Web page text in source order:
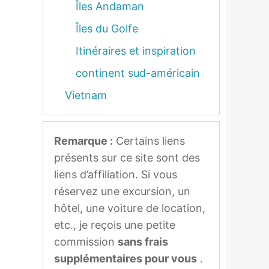
Îles Andaman
Îles du Golfe
Itinéraires et inspiration
continent sud-américain
Vietnam
Remarque : Certains liens
présents sur ce site sont des
liens d’affiliation. Si vous
réservez une excursion, un
hôtel, une voiture de location,
etc., je reçois une petite
commission sans frais
supplémentaires pour vous .